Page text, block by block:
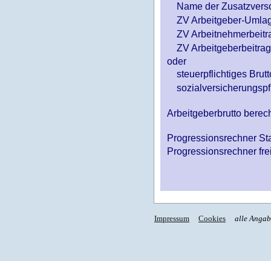
Name der
ZV Arbeitgeber-
ZV
ZV
oder
steuerpflichtiges
Arbeitgeberbrutto
Progressionsrechner
Progressionsrechner
Impressum Cookies alle